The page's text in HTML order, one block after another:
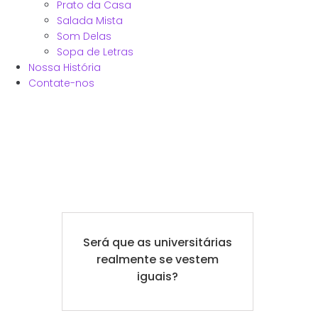
Prato da Casa
Salada Mista
Som Delas
Sopa de Letras
Nossa História
Contate-nos
Será que as universitárias
realmente se vestem
iguais?